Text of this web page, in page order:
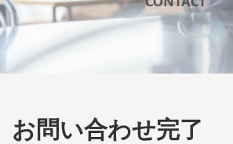
お問い合わせ完了